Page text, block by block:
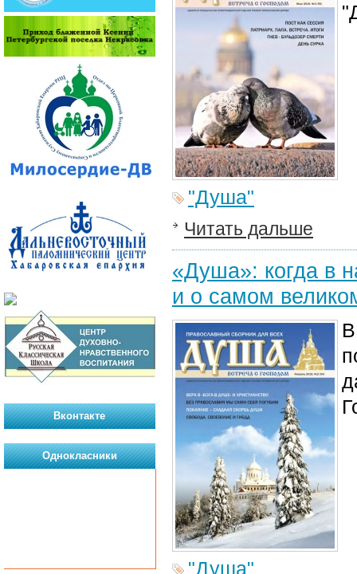
"Душа"
Читать дальше
«Душа»: когда в
и о самом
"Душа"
Вконтакте
Однокласники